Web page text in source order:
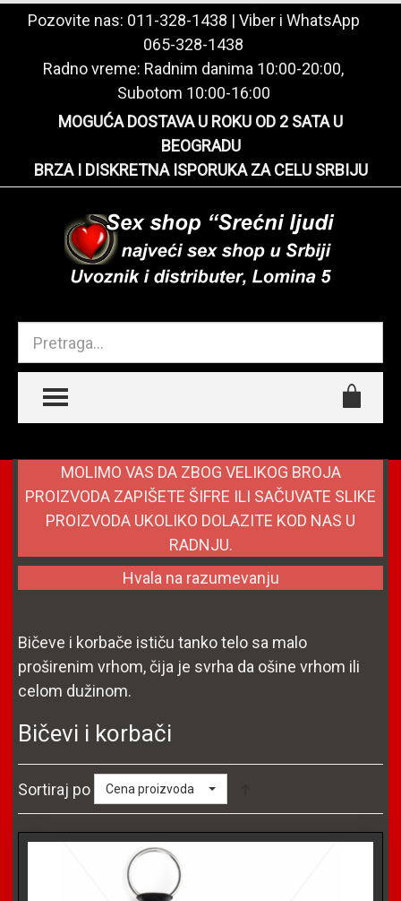
Pozovite nas: 011-328-1438 | Viber i WhatsApp
065-328-1438
Radno vreme: Radnim danima 10:00-20:00,
Subotom 10:00-16:00
MOGUĆA DOSTAVA U ROKU OD 2 SATA U
BEOGRADU
BRZA I DISKRETNA ISPORUKA ZA CELU SRBIJU
TOGGLE MENU
MOLIMO VAS DA ZBOG VELIKOG BROJA
PROIZVODA ZAPIŠETE ŠIFRE ILI SAČUVATE SLIKE
PROIZVODA UKOLIKO DOLAZITE KOD NAS U
RADNJU.
Hvala na razumevanju
Bičeve i korbače ističu tanko telo sa malo
proširenim vrhom, čija je svrha da ošine vrhom ili
celom dužinom.
Bičevi i korbači
Sortiraj po Cena proizvoda